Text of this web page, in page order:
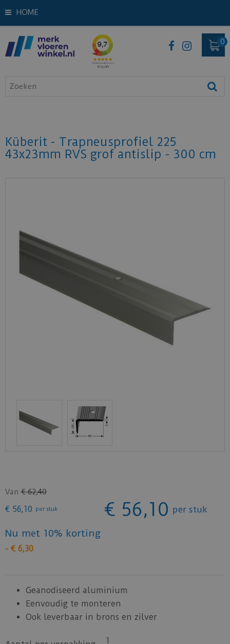
HOME
Küberit - Trapneusprofiel 225
43x23mm RVS grof antislip - 300 cm
Van € 62,40
€ 56,10 per stuk € 56,10 per stuk
Nu met 10% korting
- € 6,30
Geanodiseerd aluminium
Eenvoudig te monteren
Ook leverbaar in brons en zilver
1